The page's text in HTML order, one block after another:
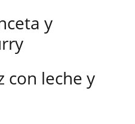
y
con leche y